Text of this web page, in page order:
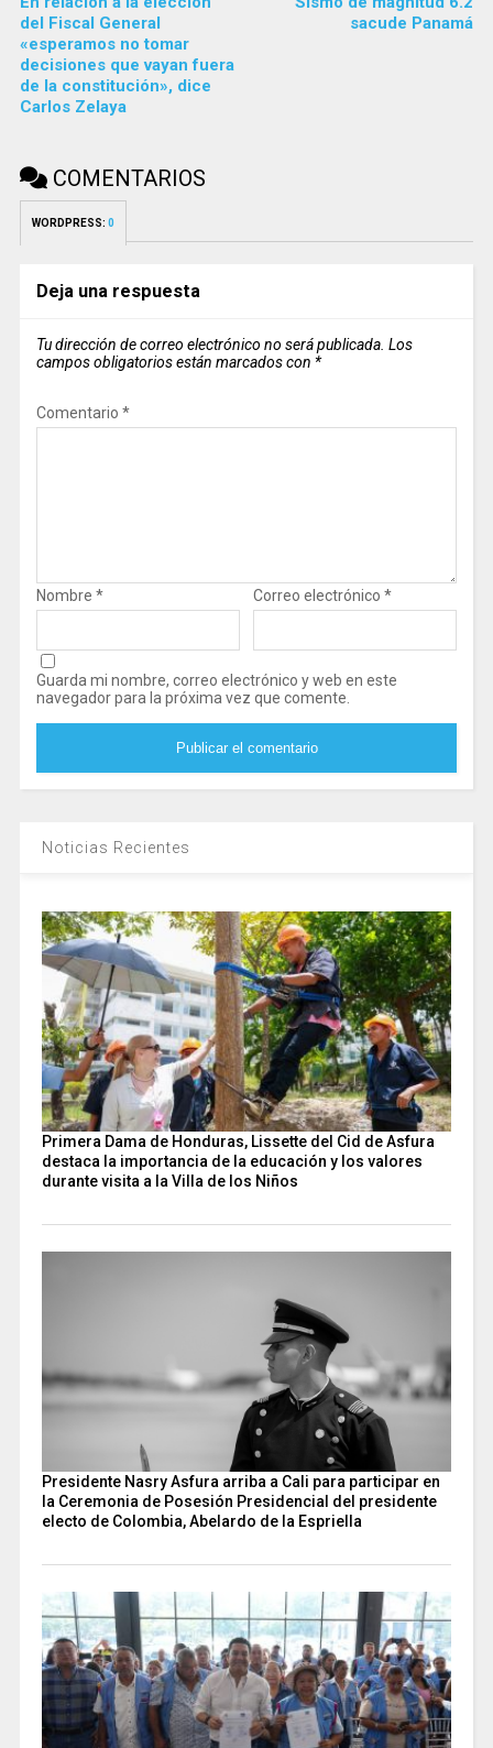
del Fiscal General
«esperamos no tomar
decisiones que vayan fuera
de la constitución», dice
Carlos Zelaya
sacude Panamá
COMENTARIOS
WORDPRESS: 0
Deja una respuesta
Tu dirección de correo electrónico no será publicada. Los
campos obligatorios están marcados con *
Comentario *
Nombre * Correo electrónico *
Guarda mi nombre, correo electrónico y web en este
navegador para la próxima vez que comente.
Noticias Recientes
Primera Dama de Honduras, Lissette del Cid de Asfura
destaca la importancia de la educación y los valores
durante visita a la Villa de los Niños
Presidente Nasry Asfura arriba a Cali para participar en
la Ceremonia de Posesión Presidencial del presidente
electo de Colombia, Abelardo de la Espriella